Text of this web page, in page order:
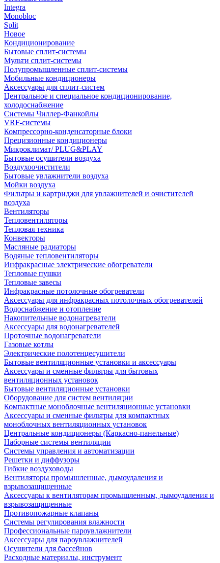
Integra
Monobloc
Split
Новое
Кондиционирование
Бытовые сплит-системы
Мульти сплит-системы
Полупромышленные сплит-системы
Мобильные кондиционеры
Аксессуары для сплит-систем
Центральное и специальное кондиционирование,
холодоснабжение
Системы Чиллер-Фанкойлы
VRF-системы
Компрессорно-конденсаторные блоки
Прецизионные кондиционеры
Микроклимат/ PLUG&PLAY
Бытовые осушители воздуха
Воздухоочистители
Бытовые увлажнители воздуха
Мойки воздуха
Фильтры и картриджи для увлажнителей и очистителей
воздуха
Вентиляторы
Тепловентиляторы
Тепловая техника
Конвекторы
Масляные радиаторы
Водяные тепловентиляторы
Инфракрасные электрические обогреватели
Тепловые пушки
Тепловые завесы
Инфракрасные потолочные обогреватели
Аксессуары для инфракрасных потолочных обогревателей
Водоснабжение и отопление
Накопительные водонагреватели
Аксессуары для водонагревателей
Проточные водонагреватели
Газовые котлы
Электрические полотенцесушители
Бытовые вентиляционные установки и аксессуары
Аксессуары и сменные фильтры для бытовых
вентиляционных установок
Бытовые вентиляционные установки
Оборудование для систем вентиляции
Компактные моноблочные вентиляционные установки
Аксессуары и сменные фильтры для компактных
моноблочных вентиляционных установок
Центральные кондиционеры (Каркасно-панельные)
Наборные системы вентиляции
Системы управления и автоматизации
Решетки и диффузоры
Гибкие воздуховоды
Вентиляторы промышленные, дымоудаления и
взрывозащищенные
Аксессуары к вентиляторам промышленным, дымоудаления и
взрывозащищенные
Противопожарные клапаны
Системы регулирования влажности
Профессиональные пароувлажнители
Аксессуары для пароувлажнителей
Осушители для бассейнов
Расходные материалы, инструмент